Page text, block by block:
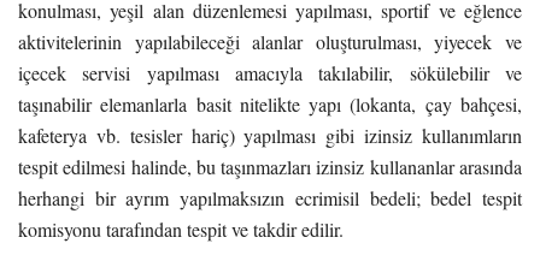
konulması, yeşil alan düzenlemesi yapılması, sportif ve eğlence
aktivitelerinin yapılabileceği alanlar oluşturulması, yiyecek ve
içecek servisi yapılması amacıyla takılabilir, sökülebilir ve
taşınabilir elemanlarla basit nitelikte yapı (lokanta, çay bahçesi,
kafeterya vb. tesisler hariç) yapılması gibi izinsiz kullanımların
tespit edilmesi halinde, bu taşınmazları izinsiz kullananlar arasında
herhangi bir ayrım yapılmaksızın ecrimisil bedeli; bedel tespit
komisyonu tarafından tespit ve takdir edilir.